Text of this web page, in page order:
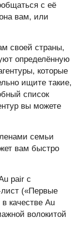
с её
вам, или
своей страны,
определённую
которые
ищите такие,
список
вы можете
семьи
вам быстро
pair с
лист («Первые
качестве Au
волокитой